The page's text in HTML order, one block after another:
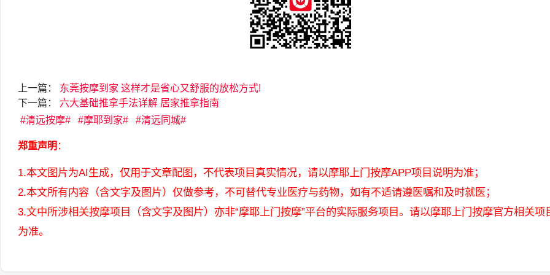
上一篇：
东莞按摩到家 这样才是省心又舒服的放松方式!
下一篇：
六大基础推拿手法详解 居家推拿指南
清远按摩
摩耶到家 清远同城
郑重声明 ：
1.本文图片为AI生成，仅用于文章配图，不代表项目真实情况，请以摩耶上门按摩APP项目说明为准；
2.本文所有内容（含文字及图片）仅做参考，不可替代专业医疗与药物，如有不适请遵医嘱和及时就医；
3.文中所涉相关按摩项目（含文字及图片）亦非“摩耶上门按摩”平台的实际服务项目。请以摩耶上门按摩官方相关项
为准。